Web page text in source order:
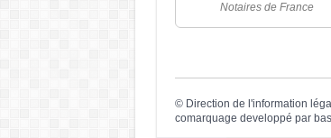
Notaires de France
© Direction de l'information
comarquage developpé par